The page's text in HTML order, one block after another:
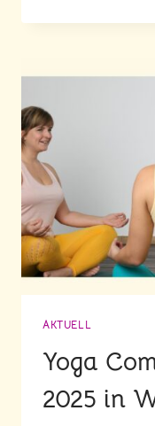
UR
N W
AKTUELL
Yoga
2025 in